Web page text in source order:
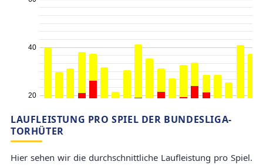
LAUFLEISTUNG PRO SPIEL DER BUNDESLIGA-
TORHÜTER
Hier sehen wir die durchschnittliche Laufleistung pro Spiel.